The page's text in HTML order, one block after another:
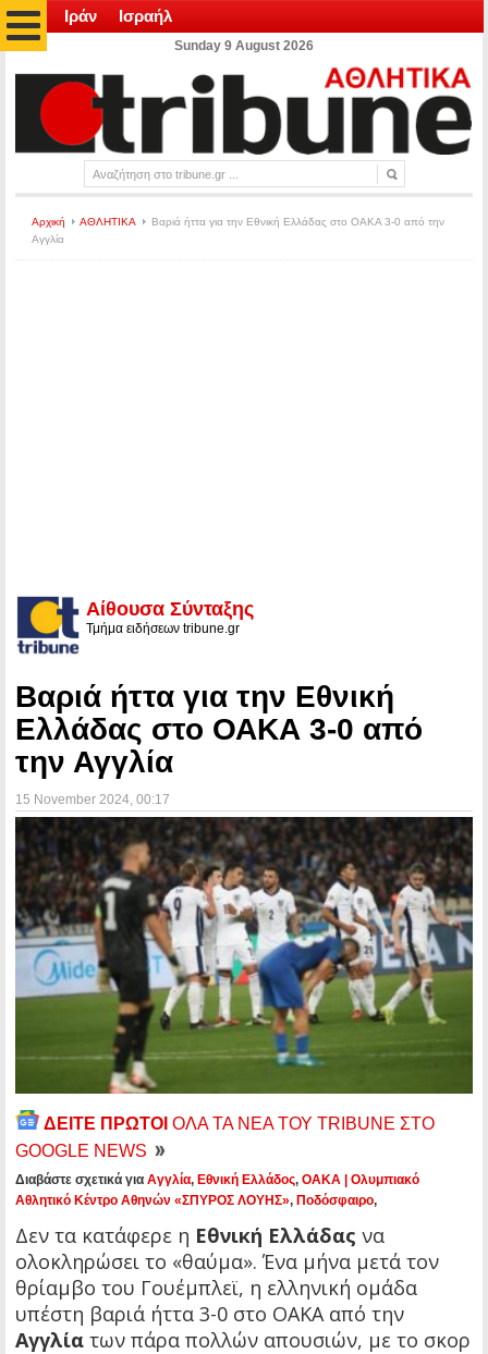
Ιράν Ισραήλ
Sunday 9 August 2026
Αρχική ΑΘΛΗΤΙΚΑ
Βαριά ήττα για την Εθνική Ελλάδας στο ΟΑΚΑ 3-0 από την
Αγγλία
Αίθουσα Σύνταξης
Τμήμα ειδήσεων tribune.gr
Βαριά ήττα για την Εθνική
Ελλάδας στο ΟΑΚΑ 3-0 από
την Αγγλία
15 November 2024 , 00:17
ΔΕΙΤΕ ΠΡΩΤΟΙ ΟΛΑ ΤΑ ΝΕΑ ΤΟΥ TRIBUNE ΣΤΟ
GOOGLE NEWS
Διαβάστε σχετικά για Αγγλία, Εθνική Ελλάδος, ΟΑΚΑ | Ολυμπιακό
Αθλητικό Κέντρο Αθηνών «ΣΠΥΡΟΣ ΛΟΥΗΣ», Ποδόσφαιρο,
Δεν τα κατάφερε η Εθνική Ελλάδας να
ολοκληρώσει το «θαύμα». Ένα μήνα μετά τον
θρίαμβο του Γουέμπλεϊ, η ελληνική ομάδα
υπέστη βαριά ήττα 3-0 στο ΟΑΚΑ από την
Αγγλία των πάρα πολλών απουσιών, με το σκορ